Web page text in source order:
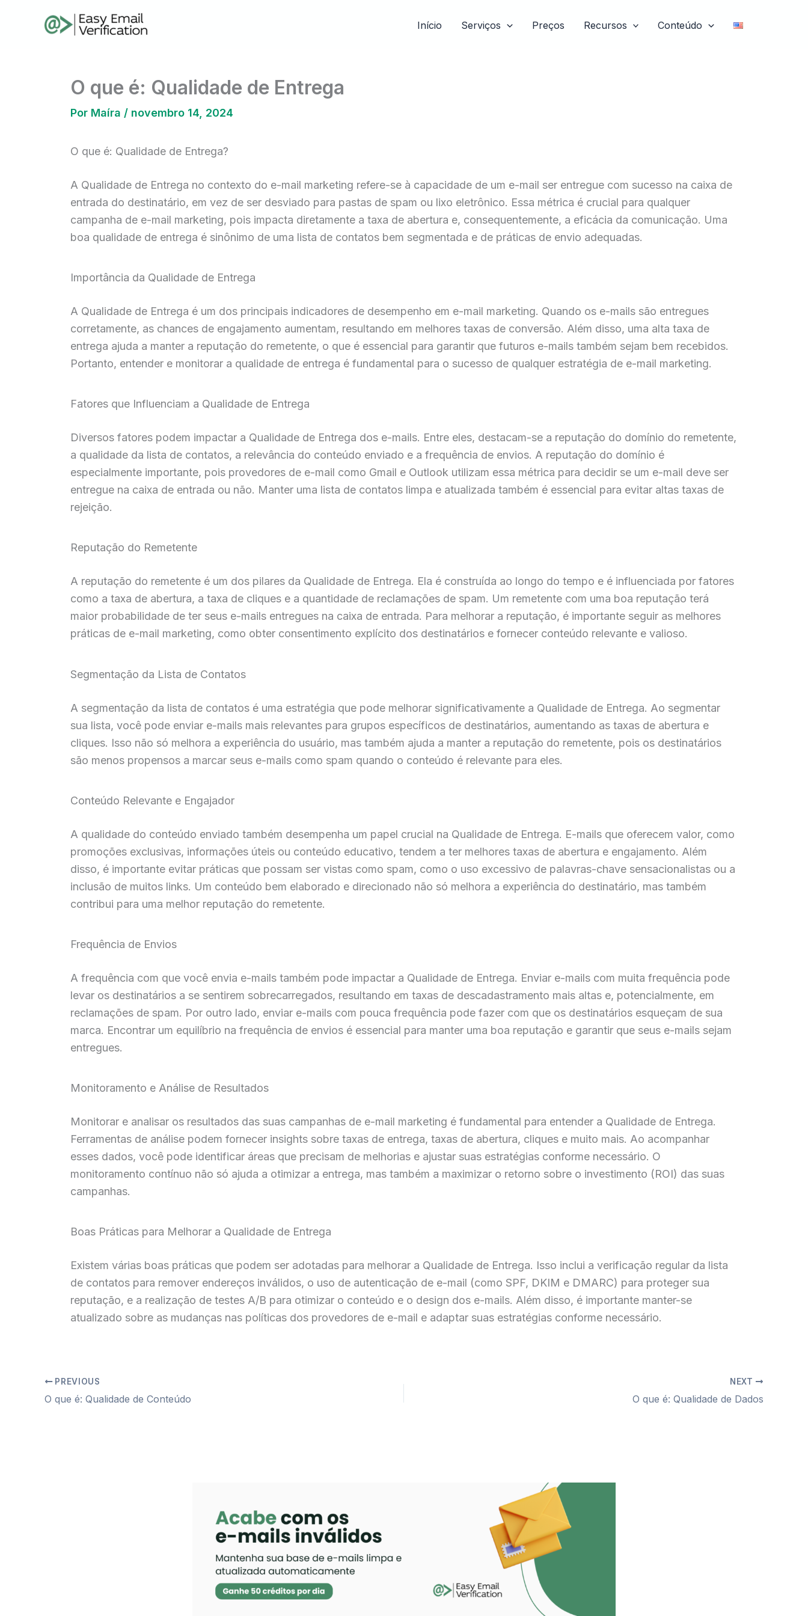
Início Serviços Preços Recursos Conteúdo
O que é: Qualidade de Entrega
Por Maíra / novembro 14, 2024
O que é: Qualidade de Entrega?
A Qualidade de Entrega no contexto do e-mail marketing refere-se à capacidade de um e-mail ser entregue com sucesso na caixa de
entrada do destinatário, em vez de ser desviado para pastas de spam ou lixo eletrônico. Essa métrica é crucial para qualquer
campanha de e-mail marketing, pois impacta diretamente a taxa de abertura e, consequentemente, a eficácia da comunicação. Uma
boa qualidade de entrega é sinônimo de uma lista de contatos bem segmentada e de práticas de envio adequadas.
Importância da Qualidade de Entrega
A Qualidade de Entrega é um dos principais indicadores de desempenho em e-mail marketing. Quando os e-mails são entregues
corretamente, as chances de engajamento aumentam, resultando em melhores taxas de conversão. Além disso, uma alta taxa de
entrega ajuda a manter a reputação do remetente, o que é essencial para garantir que futuros e-mails também sejam bem recebidos.
Portanto, entender e monitorar a qualidade de entrega é fundamental para o sucesso de qualquer estratégia de e-mail marketing.
Fatores que Influenciam a Qualidade de Entrega
Diversos fatores podem impactar a Qualidade de Entrega dos e-mails. Entre eles, destacam-se a reputação do domínio do remetente,
a qualidade da lista de contatos, a relevância do conteúdo enviado e a frequência de envios. A reputação do domínio é
especialmente importante, pois provedores de e-mail como Gmail e Outlook utilizam essa métrica para decidir se um e-mail deve ser
entregue na caixa de entrada ou não. Manter uma lista de contatos limpa e atualizada também é essencial para evitar altas taxas de
rejeição.
Reputação do Remetente
A reputação do remetente é um dos pilares da Qualidade de Entrega. Ela é construída ao longo do tempo e é influenciada por fatores
como a taxa de abertura, a taxa de cliques e a quantidade de reclamações de spam. Um remetente com uma boa reputação terá
maior probabilidade de ter seus e-mails entregues na caixa de entrada. Para melhorar a reputação, é importante seguir as melhores
práticas de e-mail marketing, como obter consentimento explícito dos destinatários e fornecer conteúdo relevante e valioso.
Segmentação da Lista de Contatos
A segmentação da lista de contatos é uma estratégia que pode melhorar significativamente a Qualidade de Entrega. Ao segmentar
sua lista, você pode enviar e-mails mais relevantes para grupos específicos de destinatários, aumentando as taxas de abertura e
cliques. Isso não só melhora a experiência do usuário, mas também ajuda a manter a reputação do remetente, pois os destinatários
são menos propensos a marcar seus e-mails como spam quando o conteúdo é relevante para eles.
Conteúdo Relevante e Engajador
A qualidade do conteúdo enviado também desempenha um papel crucial na Qualidade de Entrega. E-mails que oferecem valor, como
promoções exclusivas, informações úteis ou conteúdo educativo, tendem a ter melhores taxas de abertura e engajamento. Além
disso, é importante evitar práticas que possam ser vistas como spam, como o uso excessivo de palavras-chave sensacionalistas ou a
inclusão de muitos links. Um conteúdo bem elaborado e direcionado não só melhora a experiência do destinatário, mas também
contribui para uma melhor reputação do remetente.
Frequência de Envios
A frequência com que você envia e-mails também pode impactar a Qualidade de Entrega. Enviar e-mails com muita frequência pode
levar os destinatários a se sentirem sobrecarregados, resultando em taxas de descadastramento mais altas e, potencialmente, em
reclamações de spam. Por outro lado, enviar e-mails com pouca frequência pode fazer com que os destinatários esqueçam de sua
marca. Encontrar um equilíbrio na frequência de envios é essencial para manter uma boa reputação e garantir que seus e-mails sejam
entregues.
Monitoramento e Análise de Resultados
Monitorar e analisar os resultados das suas campanhas de e-mail marketing é fundamental para entender a Qualidade de Entrega.
Ferramentas de análise podem fornecer insights sobre taxas de entrega, taxas de abertura, cliques e muito mais. Ao acompanhar
esses dados, você pode identificar áreas que precisam de melhorias e ajustar suas estratégias conforme necessário. O
monitoramento contínuo não só ajuda a otimizar a entrega, mas também a maximizar o retorno sobre o investimento (ROI) das suas
campanhas.
Boas Práticas para Melhorar a Qualidade de Entrega
Existem várias boas práticas que podem ser adotadas para melhorar a Qualidade de Entrega. Isso inclui a verificação regular da lista
de contatos para remover endereços inválidos, o uso de autenticação de e-mail (como SPF, DKIM e DMARC) para proteger sua
reputação, e a realização de testes A/B para otimizar o conteúdo e o design dos e-mails. Além disso, é importante manter-se
atualizado sobre as mudanças nas políticas dos provedores de e-mail e adaptar suas estratégias conforme necessário.
PREVIOUS
O que é: Qualidade de Conteúdo
NEXT
O que é: Qualidade de Dados